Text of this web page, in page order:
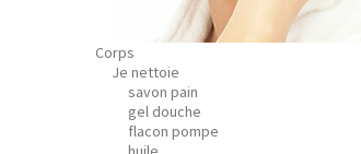
Corps
Je nettoie
savon pain
gel douche
flacon pompe